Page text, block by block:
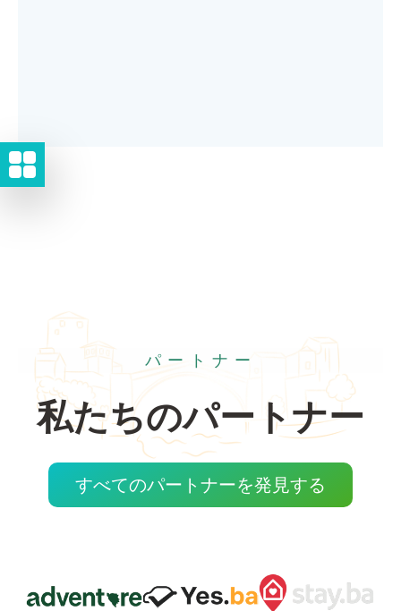
パートナー
私たちのパートナー
すべてのパートナーを発見する